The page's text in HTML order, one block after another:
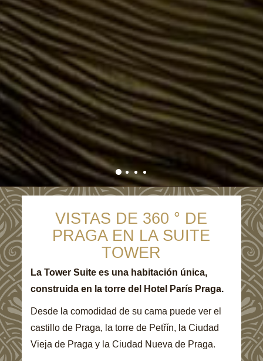
VISTAS DE 360 ° DE
PRAGA EN LA SUITE
TOWER
La Tower Suite es una habitación única,
construida en la torre del Hotel París Praga.
Desde la comodidad de su cama puede ver el
castillo de Praga, la torre de Petřín, la Ciudad
Vieja de Praga y la Ciudad Nueva de Praga.